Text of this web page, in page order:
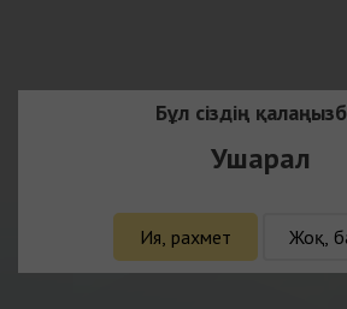
Бұл сіздің
Ушарал
Ия, рахмет Жоқ,